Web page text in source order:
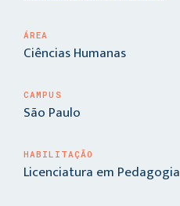
ÁREA
Ciências Humanas
CAMPUS
São Paulo
HABILITAÇÃO
Licenciatura em Pedagogia